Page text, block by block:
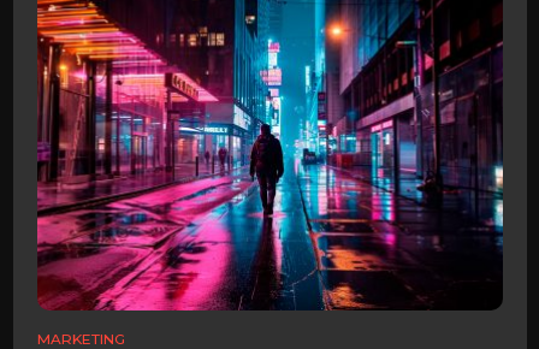
MARKETING